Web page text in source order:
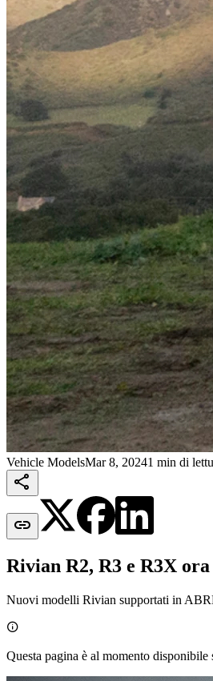
Vehicle ModelsMar 8, 20241 min di


Rivian R2, R3 e R3X
Nuovi modelli Rivian supportati in

Questa pagina è al momento